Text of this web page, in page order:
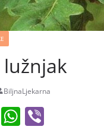
BiljnaLjekarna
W Vi